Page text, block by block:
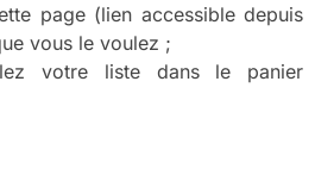
page (lien accessible depuis
vous le voulez ;
votre liste dans le panier